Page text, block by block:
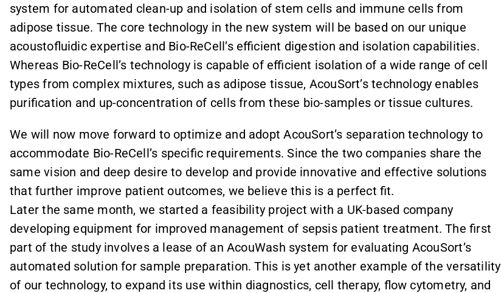
system for automated clean-up and isolation of stem cells and immune cells from
adipose tissue. The core technology in the new system will be based on our unique
acoustofluidic expertise and Bio-ReCell’s efficient digestion and isolation capabilities.
Whereas Bio-ReCell’s technology is capable of efficient isolation of a wide range of cell
types from complex mixtures, such as adipose tissue, AcouSort’s technology enables
purification and up-concentration of cells from these bio-samples or tissue cultures.
We will now move forward to optimize and adopt AcouSort’s separation technology to
accommodate Bio-ReCell’s specific requirements. Since the two companies share the
same vision and deep desire to develop and provide innovative and effective solutions
that further improve patient outcomes, we believe this is a perfect fit.
Later the same month, we started a feasibility project with a UK-based company
developing equipment for improved management of sepsis patient treatment. The first
part of the study involves a lease of an AcouWash system for evaluating AcouSort’s
automated solution for sample preparation. This is yet another example of the versatility
of our technology, to expand its use within diagnostics, cell therapy, flow cytometry, and